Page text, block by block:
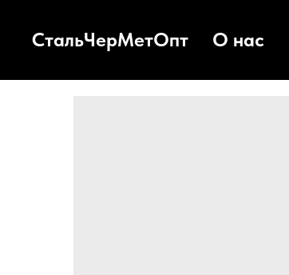
СтальЧерМетОпт О нас